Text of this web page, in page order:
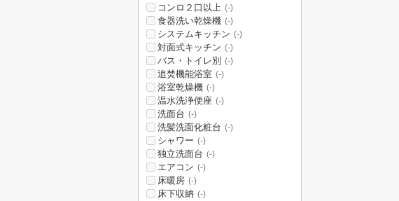
コンロ２口以上 (-)
食器洗い乾燥機 (-)
システムキッチン (-)
対面式キッチン (-)
バス・トイレ別 (-)
追焚機能浴室 (-)
浴室乾燥機 (-)
温水洗浄便座 (-)
洗面台 (-)
洗髪洗面化粧台 (-)
シャワー (-)
独立洗面台 (-)
エアコン (-)
床暖房 (-)
床下収納 (-)